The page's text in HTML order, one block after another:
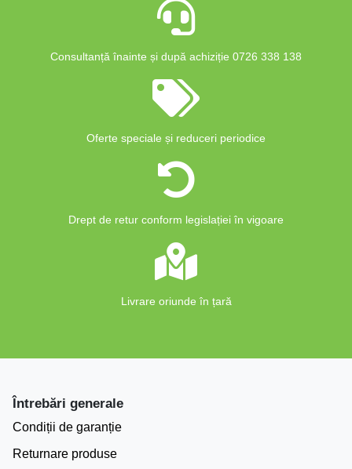
Consultanță înainte și după achiziție 0726 338 138
Oferte speciale și reduceri periodice
Drept de retur conform legislației în vigoare
Livrare oriunde în țară
Întrebări generale
Condiții de garanție
Returnare produse